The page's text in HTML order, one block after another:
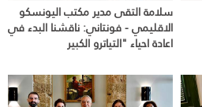
سلامة التقى مدير مكتب اليونسكو
الاقليمي - فونتاني: ناقشنا البدء في
اعادة احياء "التياترو الكبير